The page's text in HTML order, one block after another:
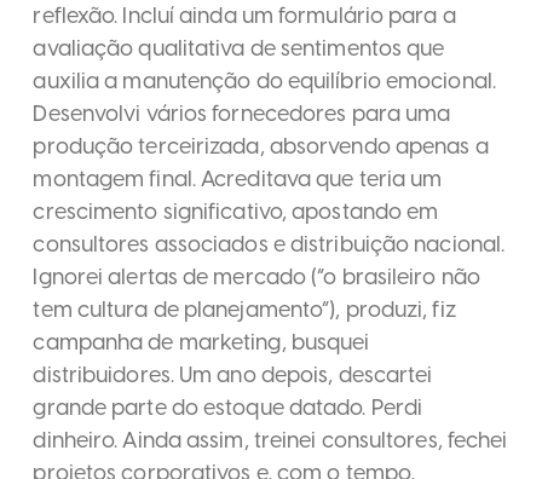
reflexão. Incluí ainda um formulário para a
avaliação qualitativa de sentimentos que
auxilia a manutenção do equilíbrio emocional.
Desenvolvi vários fornecedores para uma
produção terceirizada, absorvendo apenas a
montagem final. Acreditava que teria um
crescimento significativo, apostando em
consultores associados e distribuição nacional.
Ignorei alertas de mercado (“o brasileiro não
tem cultura de planejamento”), produzi, fiz
campanha de marketing, busquei
distribuidores. Um ano depois, descartei
grande parte do estoque datado. Perdi
dinheiro. Ainda assim, treinei consultores, fechei
projetos corporativos e, com o tempo,